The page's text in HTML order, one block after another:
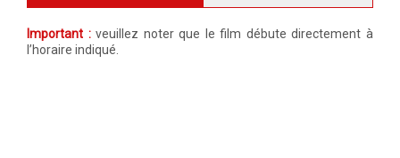
Important :veuillez noter que le film débute directement à
l’horaire indiqué.